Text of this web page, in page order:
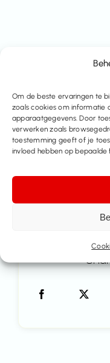
Om de beste ervaringen te
zoals cookies om informatie
apparaatgegevens. Door
verwerken zoals
toestemming geeft of je
invloed hebben op bepaalde
info@immo-
Tel:
016414100